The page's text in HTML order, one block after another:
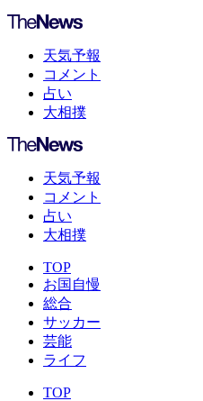
天気予報
コメント
占い
大相撲
天気予報
コメント
占い
大相撲
TOP
お国自慢
総合
サッカー
芸能
ライフ
TOP